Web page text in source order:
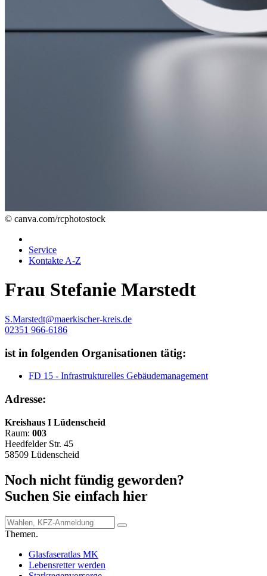
© canva.com/rcphotostock
Service
Kontakte A-Z
Frau Stefanie Marstedt
S.Marstedt@maerkischer-kreis.de
02351 966-6186
ist in folgenden Organisationen tätig:
FD 15 - Infrastrukturelles Gebäudemanagement
Adresse:
Kreishaus I Lüdenscheid
Raum: 003
Heedfelder Str. 45
58509 Lüdenscheid
Noch nicht fündig geworden?
Suchen Sie einfach hier
Themen.
Glasfaseratlas MK
Lebensretter werden